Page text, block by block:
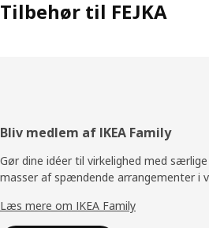
Tilbehør til FEJKA
Footer
Bliv medlem af IKEA Family
Gør dine idéer til virkelighed med
masser af spændende arrangementer i
Læs mere om IKEA Family